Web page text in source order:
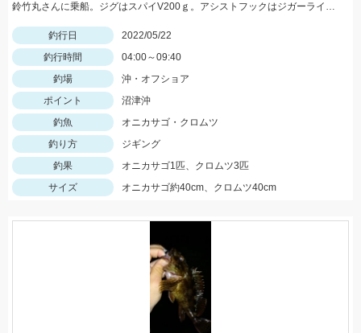
鈴竹丸さんに乗船。ジグはスパイV200ｇ。アシストフックはジガーライトシワリ2/0を使用。
釣行日
2022/05/22
釣行時間
04:00～09:40
釣場
沖・オフショア
ポイント
沼津沖
釣魚
オニカサゴ・クロムツ
釣り方
ジギング
釣果
オニカサゴ1匹、クロムツ3匹
サイズ
オニカサゴ約40cm、クロムツ40cm